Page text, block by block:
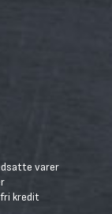
varer
kredit